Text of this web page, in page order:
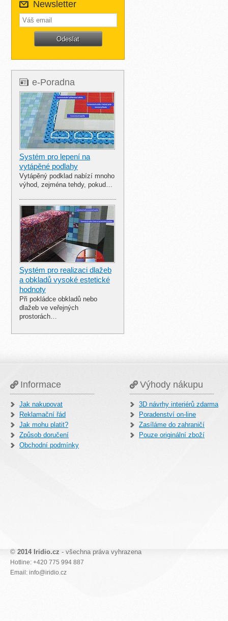
Newsletter
e-Poradna
Systém pro lepení na
vytápěné podlahy
Vytápěný podklad nabízí mnoho
výhod, zejména tehdy, pokud…
Systém pro realizaci dlažeb
a obkladů vysoké estetické
hodnoty
Při pokládce obkladů nebo
dlažeb ve veřejných
prostorách…
Informace
Jak nakupovat
Reklamační řád
Jak mohu platit?
Způsob doručení
Obchodní podmínky
Výhody nákupu
3D návrhy interiérů zdarma
Poradenství on-line
Zasíláme do zahraničí
Pouze originální zboží
© 2014 Iridio.cz - všechna práva vyhrazena
Hotline: +420 775 994 887
Email: info@iridio.cz